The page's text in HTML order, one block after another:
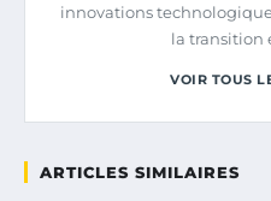
innovations
la transition
VOIR TOUS
ARTICLES SIMILAIRES